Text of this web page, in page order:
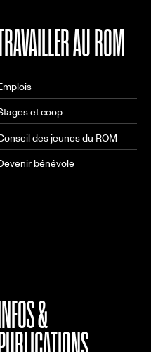
AU ROM
et coop
des jeunes du ROM
bénévole
INFOS &